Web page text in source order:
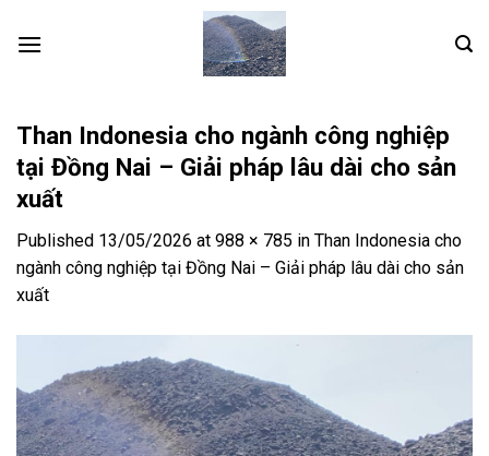
Than Indonesia cho ngành công nghiệp
tại Đồng Nai – Giải pháp lâu dài cho sản
xuất
Published 13/05/2026 at 988 × 785 in Than Indonesia cho
ngành công nghiệp tại Đồng Nai – Giải pháp lâu dài cho sản
xuất